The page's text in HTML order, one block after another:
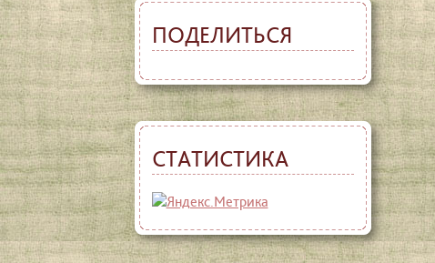
ПОДЕЛИТЬСЯ
СТАТИСТИКА